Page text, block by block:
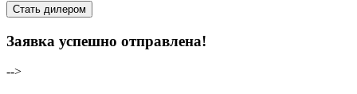
Стать дилером
Заявка успешно отправлена!
-->